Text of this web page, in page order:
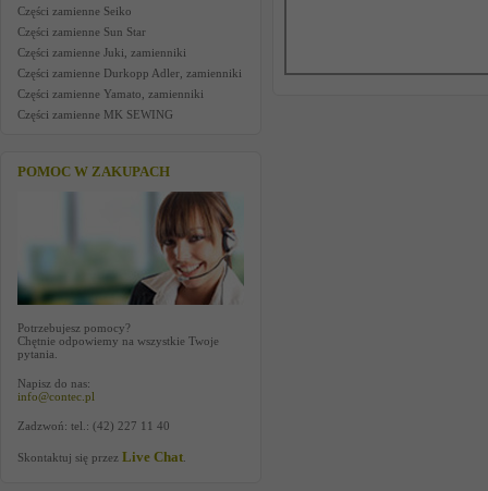
Części zamienne Seiko
Części zamienne Sun Star
Części zamienne Juki, zamienniki
Części zamienne Durkopp Adler, zamienniki
Części zamienne Yamato, zamienniki
Części zamienne MK SEWING
POMOC W ZAKUPACH
Potrzebujesz pomocy?
Chętnie odpowiemy na wszystkie Twoje
pytania.
Napisz do nas:
info@contec.pl
Zadzwoń: tel.: (42) 227 11 40
Skontaktuj się przez Live Chat